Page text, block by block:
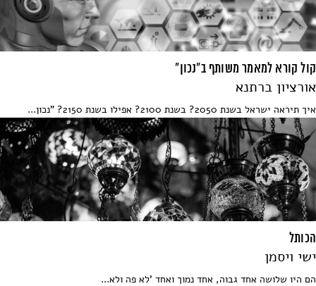
קול קורא למאמר משותף ב"נכון"
אורציון ברתנא
איך תיראה ישראל בשנת 2050? בשנת 2100? אפילו בשנת 2150? "נכון...
הכותל
ישי ויסמן
הם היו שלושה אחד גבוה, אחד נמוך ואחד 'לא פה ולא...